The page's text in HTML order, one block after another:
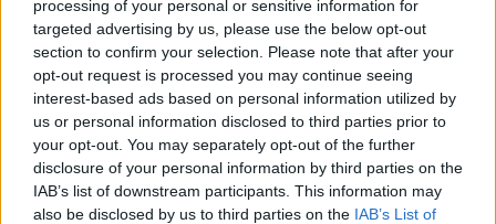
processing of your personal or sensitive information for
targeted advertising by us, please use the below opt-out
section to confirm your selection. Please note that after your
opt-out request is processed you may continue seeing
interest-based ads based on personal information utilized by
us or personal information disclosed to third parties prior to
your opt-out. You may separately opt-out of the further
disclosure of your personal information by third parties on the
IAB’s list of downstream participants. This information may
also be disclosed by us to third parties on the IAB’s List of
Maio de
2022
0,1997
$
0,1897
$ 0,2396
0,2147
Junho de
$
0,2157
$
$ 0,2329
$
0,2157
8%
Julho de
2022
$
0,2135
$
0,1708
$ 0,2455
$
0,2082
-1%